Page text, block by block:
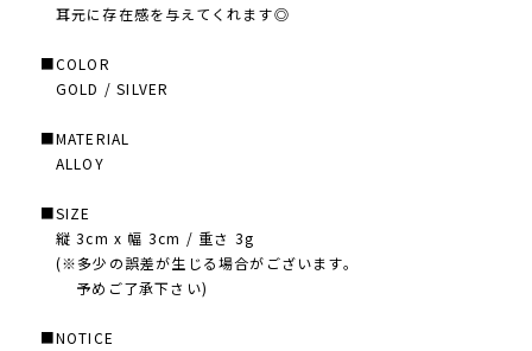
耳元に存在感を与えてくれます◎
■COLOR
GOLD / SILVER
■MATERIAL
ALLOY
■SIZE
縦 3cm x 幅 3cm / 重さ 3g
(※多少の誤差が生じる場合がございます。
予めご了承下さい)
■NOTICE